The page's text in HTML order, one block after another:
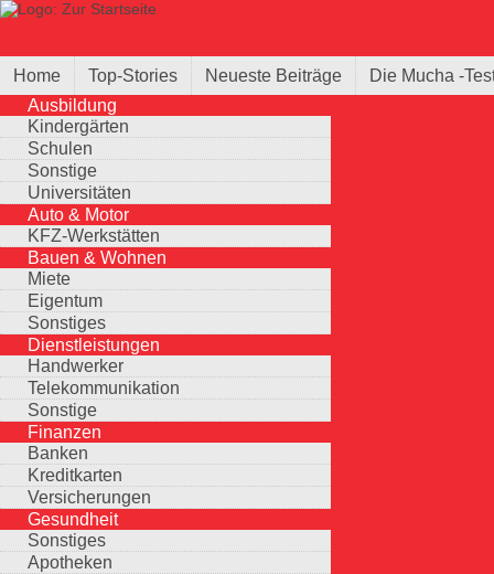
Direkt zum Inhalt
Home Top-Stories Neueste Beiträge
Die Mucha -
Ausbildung
Kindergärten
Schulen
Sonstige
Universitäten
Auto & Motor
KFZ-Werkstätten
Bauen & Wohnen
Miete
Eigentum
Sonstiges
Dienstleistungen
Handwerker
Telekommunikation
Sonstige
Finanzen
Banken
Kreditkarten
Versicherungen
Gesundheit
Sonstiges
Apotheken